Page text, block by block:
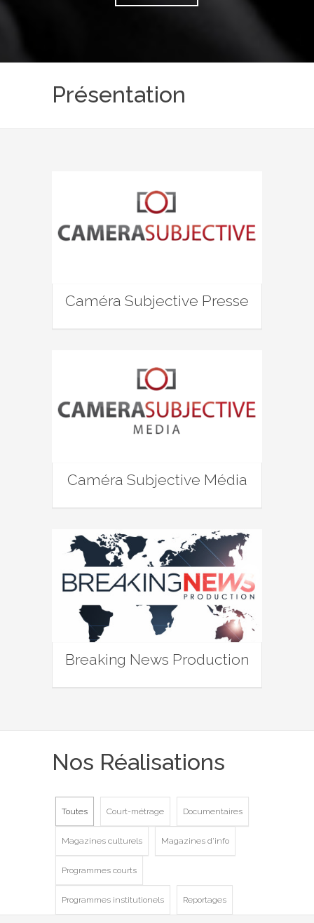
Présentation
Caméra Subjective Presse
Caméra Subjective Média
Breaking News Production
Nos Réalisations
Toutes Court-métrage Documentaires
Magazines culturels Magazines d'info
Programmes courts
Programmes institutionels Reportages